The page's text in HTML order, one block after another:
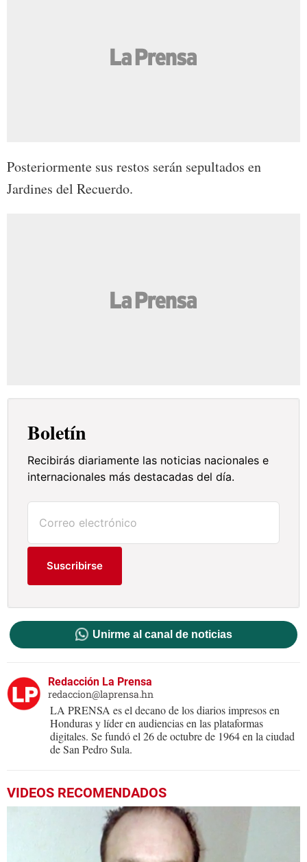
Posteriormente sus restos serán sepultados en
Jardines del Recuerdo.
Boletín
Recibirás diariamente las noticias nacionales e
internacionales más destacadas del día.
Suscribirse
Unirme al canal de noticias
Redacción La Prensa
redaccion@laprensa.hn
LA PRENSA es el decano de los diarios impresos en
Honduras y líder en audiencias en las plataformas
digitales. Se fundó el 26 de octubre de 1964 en la ciudad
de San Pedro Sula.
VIDEOS RECOMENDADOS